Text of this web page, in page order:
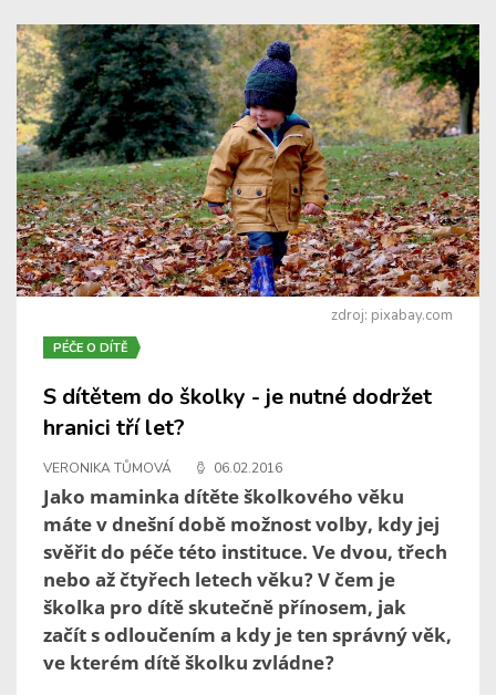
zdroj: pixabay.com
PÉČE O DÍTĚ
S dítětem do školky - je nutné dodržet
hranici tří let?
VERONIKA TŮMOVÁ 06.02.2016
Jako maminka dítěte školkového věku
máte v dnešní době možnost volby, kdy jej
svěřit do péče této instituce. Ve dvou, třech
nebo až čtyřech letech věku? V čem je
školka pro dítě skutečně přínosem, jak
začít s odloučením a kdy je ten správný věk,
ve kterém dítě školku zvládne?